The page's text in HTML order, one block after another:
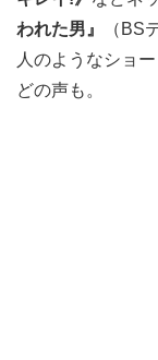
われた男』
（BS
人のようなショ
どの声も。